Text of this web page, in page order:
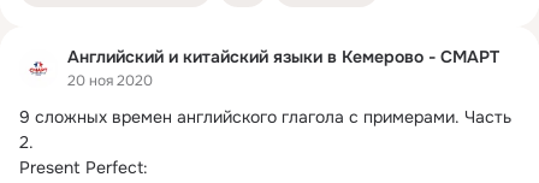
Английский и китайский языки в Кемерово - СМАРТ
20 ноя 2020
9 сложных времен английского глагола с примерами. Часть
2.
Present Perfect: